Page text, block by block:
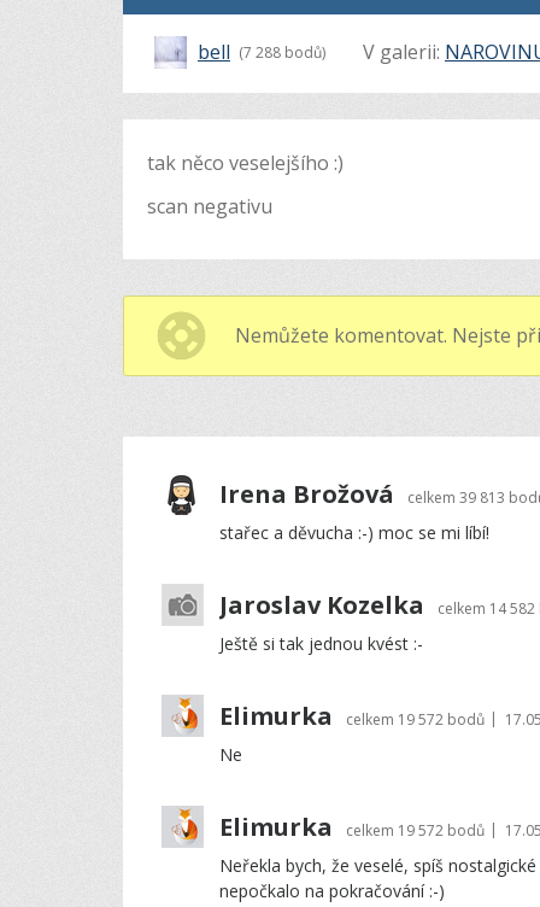
bell (7 288 bodů) V galerii:
tak něco veselejšího :)
scan negativu
Nemůžete komentovat. Nejste
Irena Brožová celkem 39 813
stařec a děvucha :-) moc se mi líbí!
Jaroslav Kozelka celkem 14
Ještě si tak jednou kvést :-
Elimurka celkem 19 572 bodů |
Ne
Elimurka celkem 19 572 bodů |
Neřekla bych, že veselé, spíš
nepočkalo na pokračování :-)